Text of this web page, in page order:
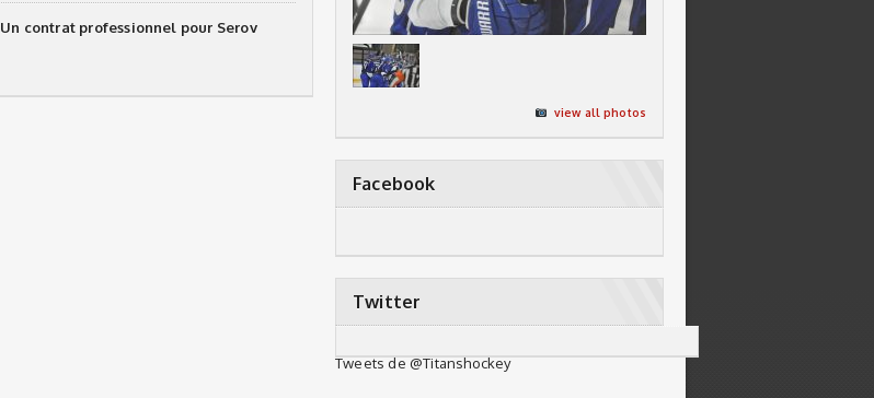
Un contrat professionnel pour Serov
view all photos
Facebook
Twitter
Tweets de @Titanshockey